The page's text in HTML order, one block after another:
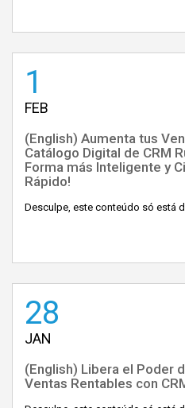
1
FEB
(English) Aumenta tus
Catálogo Digital de CRM
Forma más Inteligente y
Rápido!
Desculpe, este conteúdo só está
28
JAN
(English) Libera el Poder
Ventas Rentables con